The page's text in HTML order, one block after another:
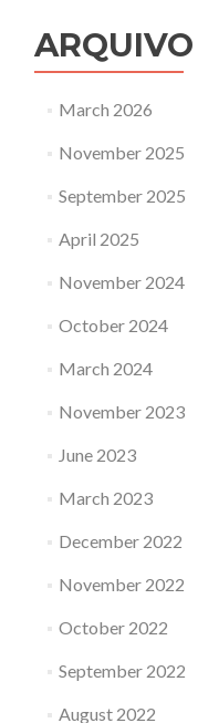
ARQUIVO
March 2026
November 2025
September 2025
April 2025
November 2024
October 2024
March 2024
November 2023
June 2023
March 2023
December 2022
November 2022
October 2022
September 2022
August 2022